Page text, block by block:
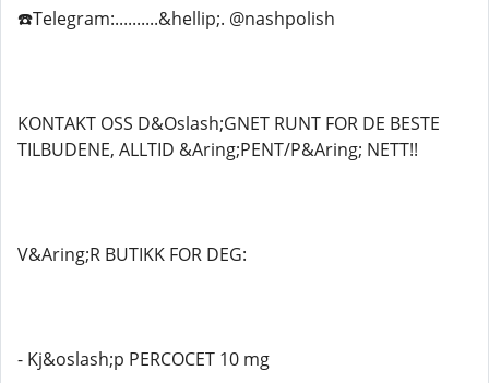
☎️Telegram:..........&hellip;. @nashpolish
KONTAKT OSS D&Oslash;GNET RUNT FOR DE BESTE
TILBUDENE, ALLTID &Aring;PENT/P&Aring; NETT!!
V&Aring;R BUTIKK FOR DEG:
- Kj&oslash;p PERCOCET 10 mg